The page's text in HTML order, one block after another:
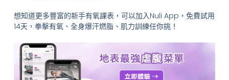
想知道更多豐富的新手有氧課表，可以加入Nuli App，免費試用
14天，拳擊有氧、全身爆汗燃脂、肌力訓練任你挑！